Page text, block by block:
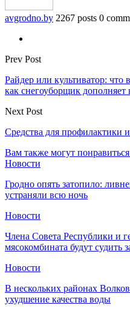
avgrodno.by 2267 posts 0
Prev Post
Райдер или культиватор: что
как снегоуборщик дополняет
Next Post
Средства для профилактики
Вам также могут понравиться
Новости
Гродно опять затопило:
устраняли всю ночь
Новости
Члена Совета Республики и
мясокомбината будут судить
Новости
В нескольких районах
ухудшение качества воды